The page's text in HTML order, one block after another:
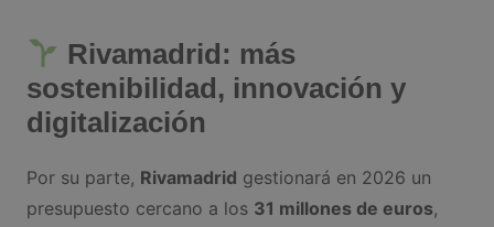
Rivamadrid: más
sostenibilidad, innovación y
digitalización
Por su parte, Rivamadrid gestionará en 2026 un
presupuesto cercano a los 31 millones de euros,